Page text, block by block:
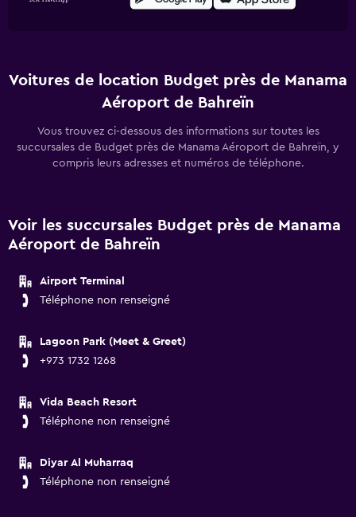
Voitures de location Budget près de Manama
Aéroport de Bahreïn
Vous trouvez ci-dessous des informations sur toutes les
succursales de Budget près de Manama Aéroport de Bahreïn, y
compris leurs adresses et numéros de téléphone.
Voir les succursales Budget près de Manama
Aéroport de Bahreïn
Airport Terminal
Téléphone non renseigné
Lagoon Park (Meet & Greet)
+973 1732 1268
Vida Beach Resort
Téléphone non renseigné
Diyar Al Muharraq
Téléphone non renseigné